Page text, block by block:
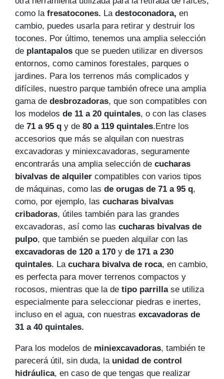
como la fresatocones. La destoconadora, en
cambio, puedes usarla para retirar y destruir los
tocones. Por último, tenemos una amplia selección
de plantapalos que se pueden utilizar en diversos
entornos, como caminos forestales, parques o
jardines. Para los terrenos más complicados y
difíciles, nuestro parque también ofrece una amplia
gama de desbrozadoras, que son compatibles con
los modelos de 11 a 20 quintales, o con las clases
de 71 a 95 q y de 80 a 119 quintales.Entre los
accesorios que más se alquilan con nuestras
excavadoras y miniexcavadoras, seguramente
encontrarás una amplia selección de cucharas
bivalvas de alquiler compatibles con varios tipos
de máquinas, como las de orugas de 71 a 95 q,
como, por ejemplo, las cucharas bivalvas
cribadoras, útiles también para las grandes
excavadoras, así como las cucharas bivalvas de
pulpo, que también se pueden alquilar con las
excavadoras de 120 a 170 y de 171 a 230
quintales. La cuchara bivalva de roca, en cambio,
es perfecta para mover terrenos compactos y
rocosos, mientras que la de tipo parrillase utiliza
especialmente para seleccionar piedras e inertes,
incluso en el agua, con nuestras excavadoras de
31 a 40 quintales.
Para los modelos de miniexcavadoras, también te
parecerá útil, sin duda, la unidad de control
hidráulica, en caso de que tengas que realizar